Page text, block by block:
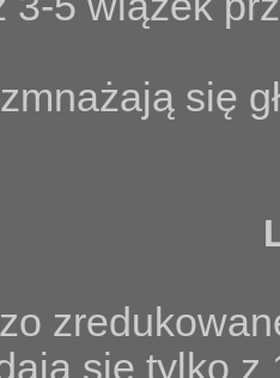
się
się tylko